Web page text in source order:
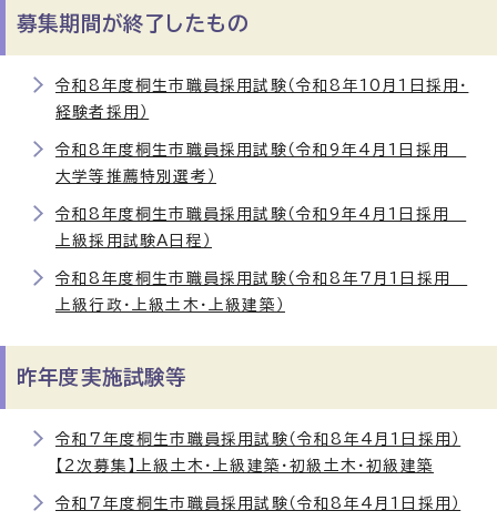
募集期間が終了したもの
令和8年度桐生市職員採用試験（令和8年10月1日採用・
経験者採用）
令和8年度桐生市職員採用試験（令和9年4月1日採用
大学等推薦特別選考）
令和8年度桐生市職員採用試験（令和9年4月1日採用
上級採用試験A日程）
令和8年度桐生市職員採用試験（令和8年7月1日採用
上級行政・上級土木・上級建築）
昨年度実施試験等
令和7年度桐生市職員採用試験（令和8年4月1日採用）
【2次募集】上級土木・上級建築・初級土木・初級建築
令和7年度桐生市職員採用試験（令和8年4月1日採用）